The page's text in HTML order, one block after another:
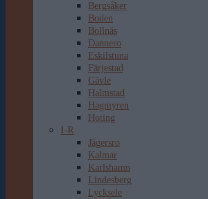
Bergsåker
Boden
Bollnäs
Dannero
Eskilstuna
Färjestad
Gävle
Halmstad
Hagmyren
Hoting
I-R
Jägersro
Kalmar
Karlshamn
Lindesberg
Lycksele